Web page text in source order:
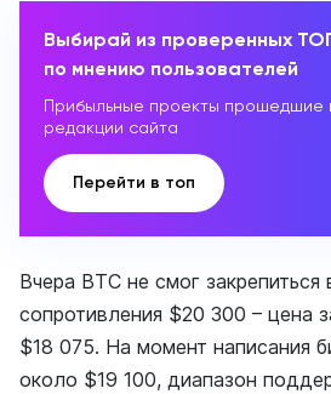
Выбирай из проверенных
по мнению пользователей
Прибыльные проекты прошедшие
редакции сайта
Перейти в топ
Вчера BTC не смог закрепиться
сопротивления $20 300 – цена
$18 075. На момент написания
около $19 100, диапазон